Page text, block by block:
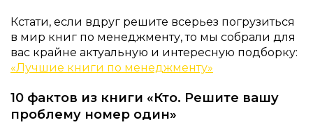
Кстати, если вдруг решите всерьез погрузиться
в мир книг по менеджменту, то мы собрали для
вас крайне актуальную и интересную подборку:
«Лучшие книги по менеджменту»
10 фактов из книги «Кто. Решите вашу
проблему номер один»